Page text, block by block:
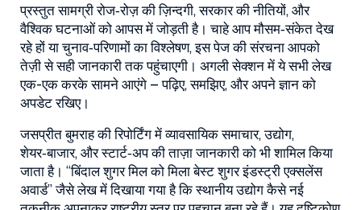
प्रस्तुत सामग्री रोज‑रोज़ की ज़िन्दगी, सरकार की नीतियों, और
वैश्विक घटनाओं को आपस में जोड़ती है। चाहे आप मौसम‑संकेत देख
रहे हों या चुनाव‑परिणामों का विश्लेषण, इस पेज की संरचना आपको
तेज़ी से सही जानकारी तक पहुंचाएगी। अगली सेक्शन में ये सभी लेख
एक-एक करके सामने आएंगे – पढ़िए, समझिए, और अपने ज्ञान को
अपडेट रखिए।
जसप्रीत बुमराह की रिपोर्टिंग मेंव्यावसायिक समाचार,उद्योग,
शेयर‑बाजार, और स्टार्ट‑अप की ताज़ा जानकारी को भी शामिल किया
जाता है। “बिंदाल शुगर मिल को मिला बेस्ट शुगर इंडस्ट्री एक्सलेंस
अवार्ड” जैसे लेख में दिखाया गया है कि स्थानीय उद्योग कैसे नई